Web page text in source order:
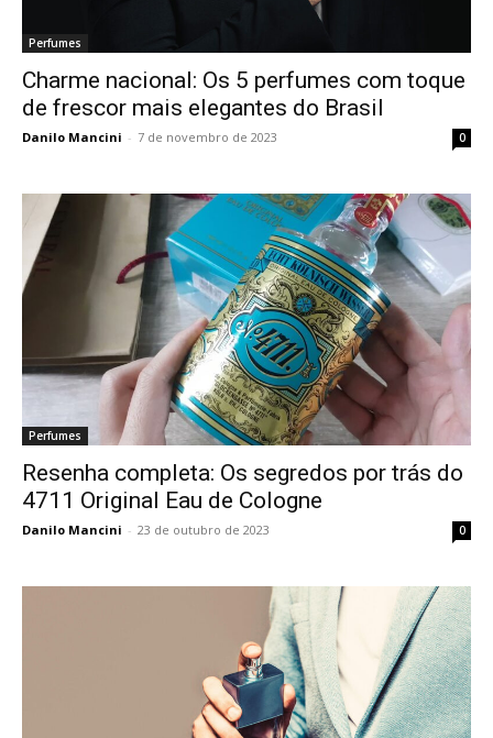
Perfumes
Charme nacional: Os 5 perfumes com toque
de frescor mais elegantes do Brasil
Danilo Mancini - 7 de novembro de 2023 0
Perfumes
Resenha completa: Os segredos por trás do
4711 Original Eau de Cologne
Danilo Mancini - 23 de outubro de 2023 0